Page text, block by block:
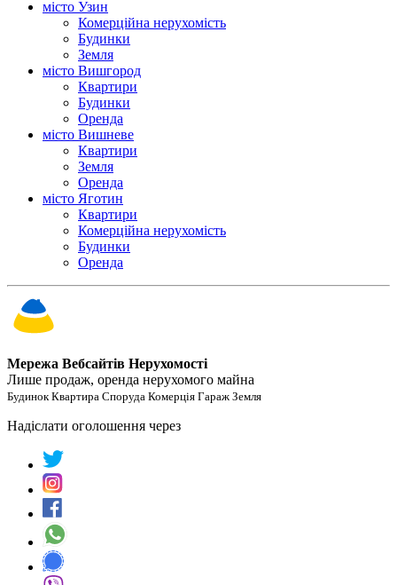
місто Узин
Комерційна нерухомість
Будинки
Земля
місто Вишгород
Квартири
Будинки
Оренда
місто Вишневе
Квартири
Земля
Оренда
місто Яготин
Квартири
Комерційна нерухомість
Будинки
Оренда
Мережа Вебсайтів Нерухомості
Лише продаж, оренда нерухомого майна
Будинок Квартира Споруда Комерція Гараж Земля
Надіслати оголошення через